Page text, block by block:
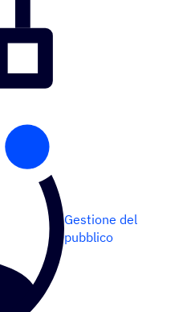
Gestione del
pubblico